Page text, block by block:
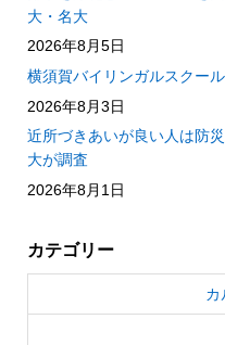
大・名大
2026年8月5日
横須賀バイリンガルスクー
2026年8月3日
近所づきあいが良い人は防
大が調査
2026年8月1日
カテゴリー
カ